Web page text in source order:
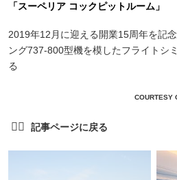
「スーペリア コックピットルーム」
2019年12月に迎える開業15周年を記
ング737-800型機を模したフライトシ
る
COURTESY